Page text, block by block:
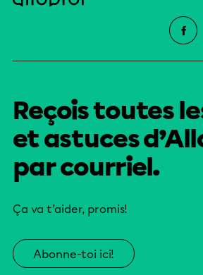
Reçois toutes
et astuces
par courriel.
Ça va t’aider, promis!
Abonne-toi ici!